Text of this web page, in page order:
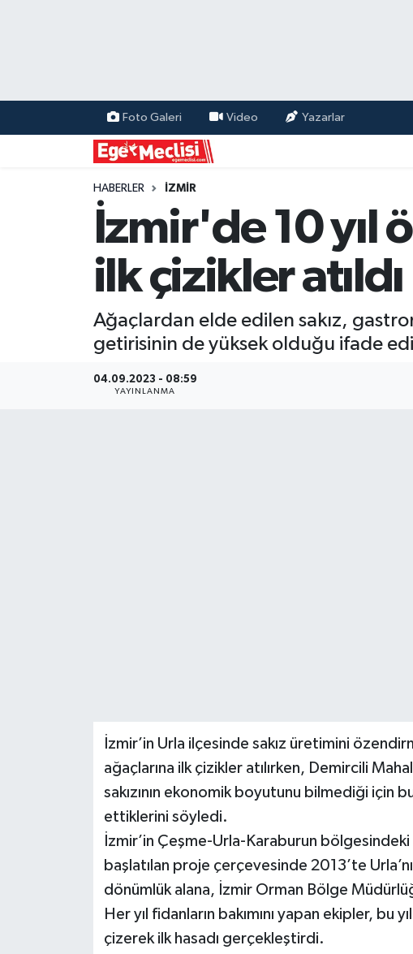
Foto Galeri Video Yazarlar
HABERLER İZMİR
İzmir'de 10 yıl
ilk çizikler atıldı
Ağaçlardan elde edilen sakız,
getirisinin de yüksek olduğu ifade
04.09.2023 - 08:59
YAYINLANMA
İzmir’in Urla ilçesinde sakız üretimini
ağaçlarına ilk çizikler atılırken, Demircili
sakızının ekonomik boyutunu bilmediği için
ettiklerini söyledi.
İzmir’in Çeşme-Urla-Karaburun bölgesindeki
başlatılan proje çerçevesinde 2013’te
dönümlük alana, İzmir Orman Bölge
Her yıl fidanların bakımını yapan ekipler, bu
çizerek ilk hasadı gerçekleştirdi.
EKONOMİ
GÜNCEL
ÖZEL HABER
POLİTİKA
Programlar